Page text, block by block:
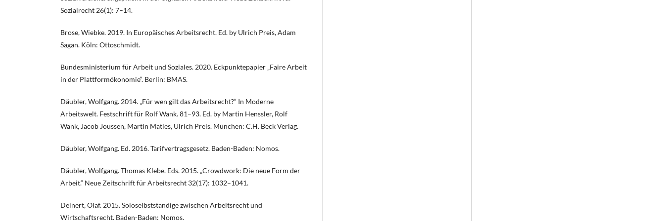
Sozialrecht 26(1): 7–14.
Brose, Wiebke. 2019. In Europäisches Arbeitsrecht. Ed. by Ulrich Preis, Adam
Sagan. Köln: Ottoschmidt.
Bundesministerium für Arbeit und Soziales. 2020. Eckpunktepapier „Faire Arbeit
in der Plattformökonomie“. Berlin: BMAS.
Däubler, Wolfgang. 2014. „Für wen gilt das Arbeitsrecht?“ In Moderne
Arbeitswelt. Festschrift für Rolf Wank. 81–93. Ed. by Martin Henssler, Rolf
Wank, Jacob Joussen, Martin Maties, Ulrich Preis. München: C.H. Beck Verlag.
Däubler, Wolfgang. Ed. 2016. Tarifvertragsgesetz. Baden-Baden: Nomos.
Däubler, Wolfgang. Thomas Klebe. Eds. 2015. „Crowdwork: Die neue Form der
Arbeit.“ Neue Zeitschrift für Arbeitsrecht 32(17): 1032–1041.
Deinert, Olaf. 2015. Soloselbstständige zwischen Arbeitsrecht und
Wirtschaftsrecht. Baden-Baden: Nomos.